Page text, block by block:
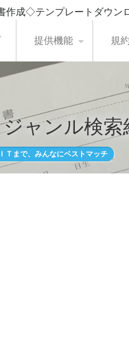
作成◇テンプレートダウ
提供機能 規
ャンル検索
Ｔまで、みんなにベストマッチ